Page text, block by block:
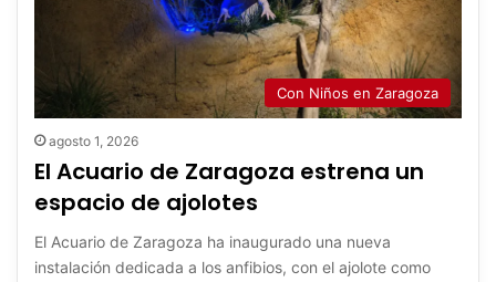
Con Niños en Zaragoza
agosto 1, 2026
El Acuario de Zaragoza estrena un
espacio de ajolotes
El Acuario de Zaragoza ha inaugurado una nueva
instalación dedicada a los anfibios, con el ajolote como